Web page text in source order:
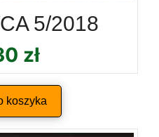
5/2018
zł
koszyka